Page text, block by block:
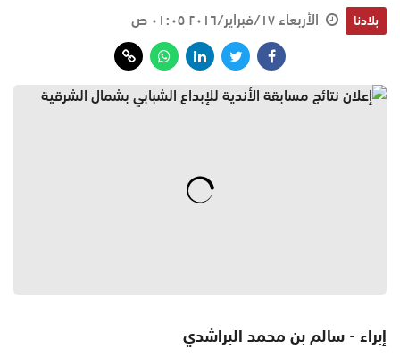
بلادنا الأربعاء ١٧/فبراير/٢٠١٦ ٠١:٠٥ ص
إبراء - سالم بن محمد البراشدي